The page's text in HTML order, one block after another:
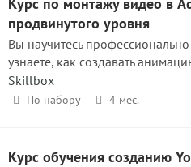
продвинутого уровня
Вы научитесь
узнаете, как создавать
Skillbox
По набору 4 мес.
Курс обучения созданию